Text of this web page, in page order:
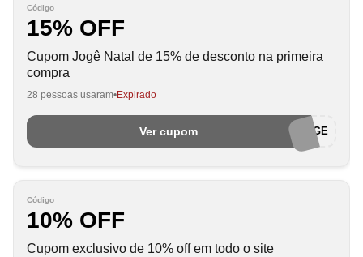
Código
15% OFF
Cupom Jogê Natal de 15% de desconto na primeira
compra
28 pessoas usaram Expirado
Ver cupom PRIMEIRAJOGE
Código
10% OFF
Cupom exclusivo de 10% off em todo o site